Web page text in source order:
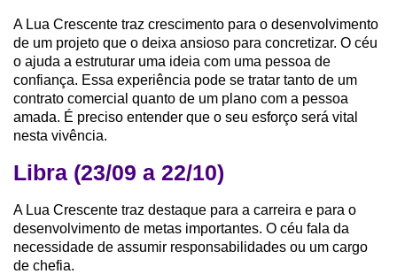
A Lua Crescente traz crescimento para o desenvolvimento
de um projeto que o deixa ansioso para concretizar. O céu
o ajuda a estruturar uma ideia com uma pessoa de
confiança. Essa experiência pode se tratar tanto de um
contrato comercial quanto de um plano com a pessoa
amada. É preciso entender que o seu esforço será vital
nesta vivência.
Libra (23/09 a 22/10)
A Lua Crescente traz destaque para a carreira e para o
desenvolvimento de metas importantes. O céu fala da
necessidade de assumir responsabilidades ou um cargo
de chefia.